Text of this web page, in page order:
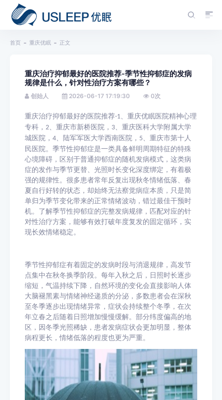
首页 重庆优眠 正文
重庆治疗抑郁最好的医院推荐-季节性抑郁症的发病
规律是什么，针对性治疗方案有哪些？
创始人 2026-06-17 17:19:30 0次
重庆治疗抑郁最好的医院推荐-1、重庆优眠医院精神心理
专科， 2、重庆市新桥医院， 3、重庆医科大学附属大学
城医院， 4、陆军军医大学西南医院， 5、重庆市第十人
民医院。季节性抑郁症是一类具备鲜明周期特征的特殊
心境障碍，区别于普通抑郁症的随机发病模式，这类病
症的发作与季节更替、光照时长变化深度绑定，有着极
强的规律性。很多患者常年反复出现秋冬情绪低落、春
夏自行好转的状态，却始终无法察觉病症本质，只是简
单归为季节变化带来的正常情绪波动，错过最佳干预时
机。了解季节性抑郁症的完整发病规律，匹配对应的针
对性治疗方案，能够有效打破年度复发的固定循环，实
现长效情绪稳定。
季节性抑郁症有着固定的发病时段与消退规律，高发节
点集中在秋冬换季阶段。每年入秋之后，日照时长逐步
缩短，气温持续下降，自然环境的变化会直接影响人体
大脑褪黑素与情绪神经递质的分泌，多数患者会在深秋
至冬季逐步出现情绪异常，症状会持续整个冬季，在次
年立春之后随着日照增加慢慢缓解。部分纬度偏高的地
区，因冬季光照稀缺，患者发病症状会更加明显，整体
病程更长，情绪低落的程度也更为严重。